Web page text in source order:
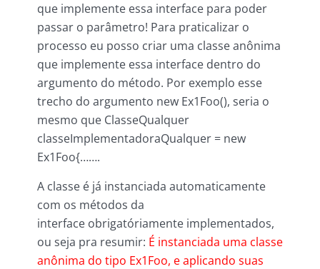
que implemente essa interface para poder
passar o parâmetro! Para praticalizar o
processo eu posso criar uma classe anônima
que implemente essa interface dentro do
argumento do método. Por exemplo esse
trecho do argumento new Ex1Foo(), seria o
mesmo que ClasseQualquer
classeImplementadoraQualquer = new
Ex1Foo{…….
A classe é já instanciada automaticamente
com os métodos da
interface obrigatóriamente implementados,
ou seja pra resumir: É instanciada uma classe
anônima do tipo Ex1Foo, e aplicando suas